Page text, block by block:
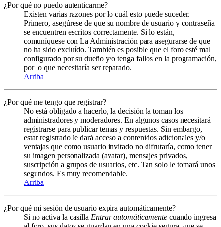
¿Por qué no puedo autenticarme?
Existen varias razones por lo cuál esto puede suceder.
Primero, asegúrese de que su nombre de usuario y contraseña
se encuentren escritos correctamente. Si lo están,
comuníquese con La Administración para asegurarse de que
no ha sido excluído. También es posible que el foro esté mal
configurado por su dueño y/o tenga fallos en la programación,
por lo que necesitaría ser reparado.
Arriba
¿Por qué me tengo que registrar?
No está obligado a hacerlo, la decisión la toman los
administradores y moderadores. En algunos casos necesitará
registrarse para publicar temas y respuestas. Sin embargo,
estar registrado le dará acceso a contenidos adicionales y/o
ventajas que como usuario invitado no difrutaría, como tener
su imagen personalizada (avatar), mensajes privados,
suscripción a grupos de usuarios, etc. Tan solo le tomará unos
segundos. Es muy recomendable.
Arriba
¿Por qué mi sesión de usuario expira automáticamente?
Si no activa la casilla Entrar automáticamente cuando ingresa